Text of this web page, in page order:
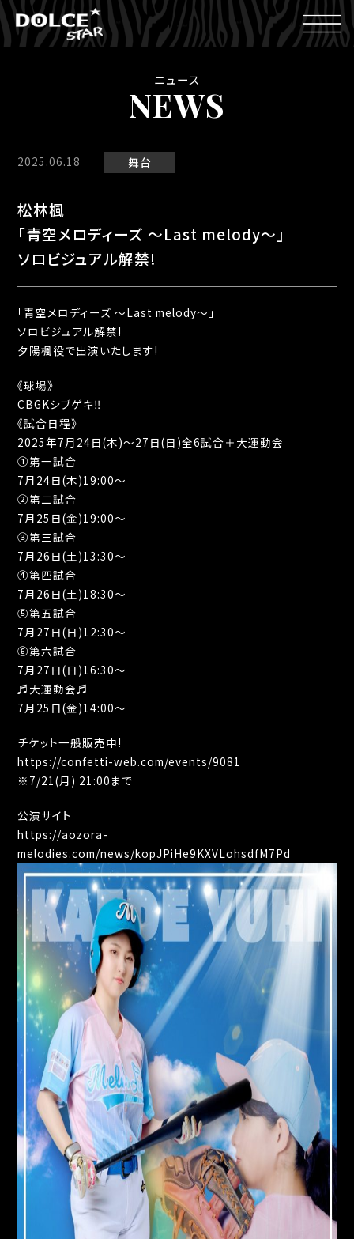
ニュース
NEWS
2025.06.18 舞台
松林楓
「青空メロディーズ 〜Last melody〜」
ソロビジュアル解禁!
「青空メロディーズ 〜Last melody〜」
ソロビジュアル解禁!
夕陽楓役で出演いたします!
《球場》
CBGKシブゲキ‼︎
《試合日程》
2025年7月24日(木)～27日(日)全6試合＋大運動会
①第一試合
7月24日(木)19:00〜
②第二試合
7月25日(金)19:00〜
③第三試合
7月26日(土)13:30〜
④第四試合
7月26日(土)18:30〜
⑤第五試合
7月27日(日)12:30〜
⑥第六試合
7月27日(日)16:30〜
♬大運動会♬
7月25日(金)14:00〜
チケット一般販売中!
https://confetti-web.com/events/9081
※7/21(月) 21:00まで
公演サイト
https://aozora-
melodies.com/news/kopJPiHe9KXVLohsdfM7Pd